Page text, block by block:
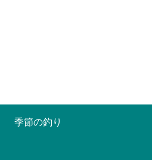
季節の釣り